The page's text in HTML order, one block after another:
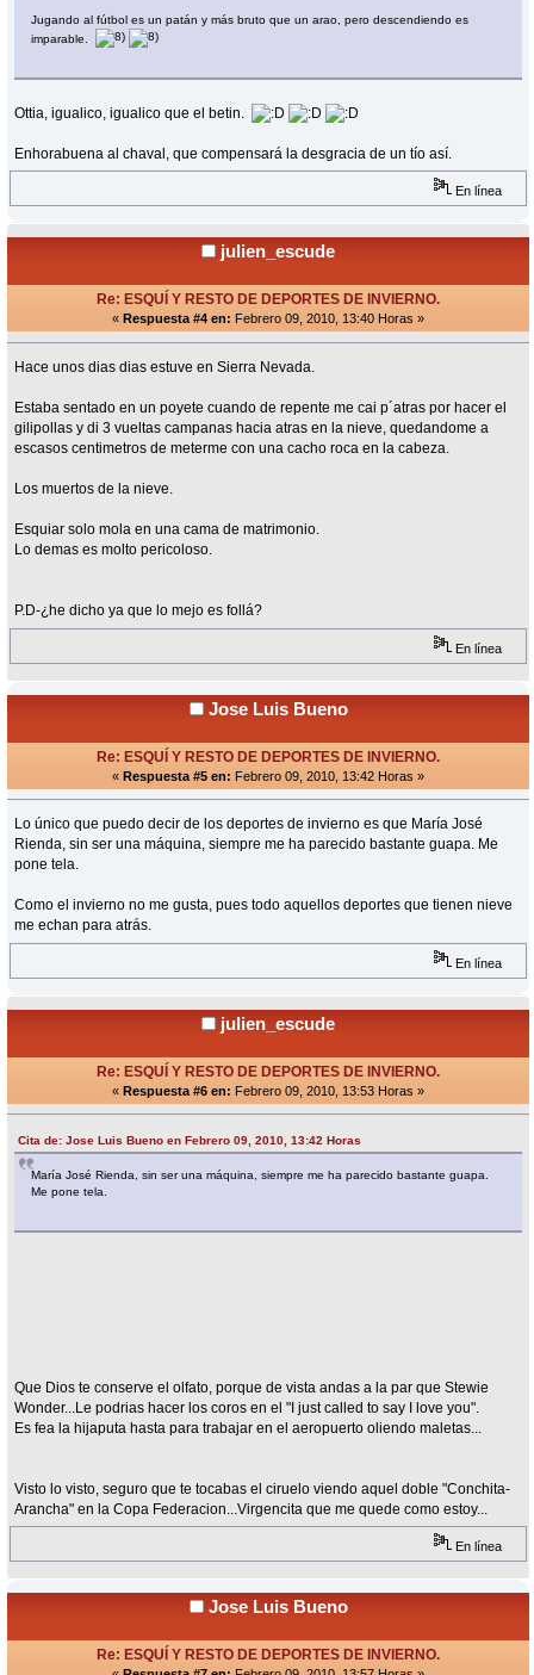
Jugando al fútbol es un patán y más bruto que un arao, pero descendiendo es
imparable.
Ottia, igualico, igualico que el betin.
Enhorabuena al chaval, que compensará la desgracia de un tío así.
En línea
julien_escude
Re: ESQUÍ Y RESTO DE DEPORTES DE INVIERNO.
« Respuesta #4 en: Febrero 09, 2010, 13:40 Horas »
Hace unos dias dias estuve en Sierra Nevada.
Estaba sentado en un poyete cuando de repente me cai p´atras por hacer el
gilipollas y di 3 vueltas campanas hacia atras en la nieve, quedandome a
escasos centimetros de meterme con una cacho roca en la cabeza.
Los muertos de la nieve.
Esquiar solo mola en una cama de matrimonio.
Lo demas es molto pericoloso.
P.D-¿he dicho ya que lo mejo es follá?
En línea
Jose Luis Bueno
Re: ESQUÍ Y RESTO DE DEPORTES DE INVIERNO.
« Respuesta #5 en: Febrero 09, 2010, 13:42 Horas »
Lo único que puedo decir de los deportes de invierno es que María José
Rienda, sin ser una máquina, siempre me ha parecido bastante guapa. Me
pone tela.
Como el invierno no me gusta, pues todo aquellos deportes que tienen nieve
me echan para atrás.
En línea
julien_escude
Re: ESQUÍ Y RESTO DE DEPORTES DE INVIERNO.
« Respuesta #6 en: Febrero 09, 2010, 13:53 Horas »
Cita de: Jose Luis Bueno en Febrero 09, 2010, 13:42 Horas
María José Rienda, sin ser una máquina, siempre me ha parecido bastante guapa.
Me pone tela.
Que Dios te conserve el olfato, porque de vista andas a la par que Stewie
Wonder...Le podrias hacer los coros en el "I just called to say I love you".
Es fea la hijaputa hasta para trabajar en el aeropuerto oliendo maletas...
Visto lo visto, seguro que te tocabas el ciruelo viendo aquel doble "Conchita-
Arancha" en la Copa Federacion...Virgencita que me quede como estoy...
En línea
Jose Luis Bueno
Re: ESQUÍ Y RESTO DE DEPORTES DE INVIERNO.